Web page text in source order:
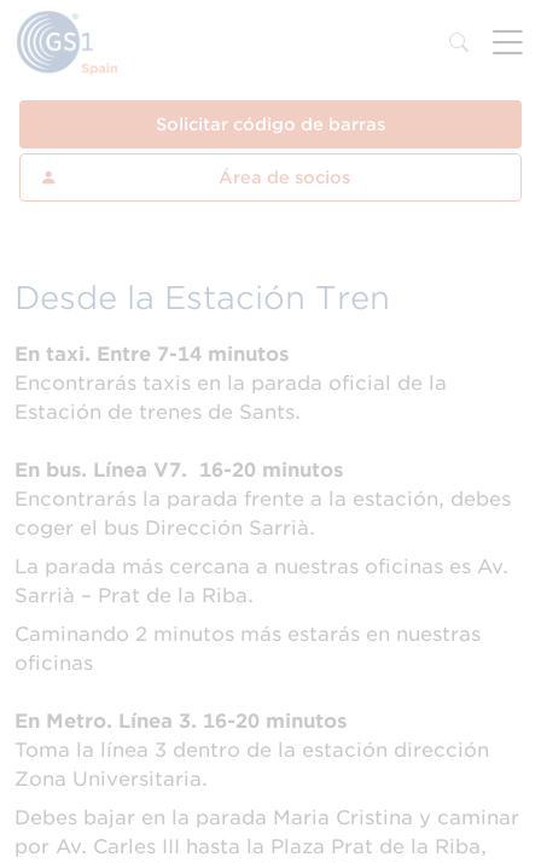
Solicitar código de barras
Área de socios
Desde la Estación Tren
En taxi. Entre 7-14 minutos
Encontrarás taxis en la parada oficial de la
Estación de trenes de Sants.
En bus. Línea V7. 16-20 minutos
Encontrarás la parada frente a la estación, debes
coger el bus Dirección Sarrià.
La parada más cercana a nuestras oficinas es Av.
Sarrià – Prat de la Riba.
Caminando 2 minutos más estarás en nuestras
oficinas
En Metro. Línea 3. 16-20 minutos
Toma la línea 3 dentro de la estación dirección
Zona Universitaria.
Debes bajar en la parada Maria Cristina y caminar
por Av. Carles III hasta la Plaza Prat de la Riba,